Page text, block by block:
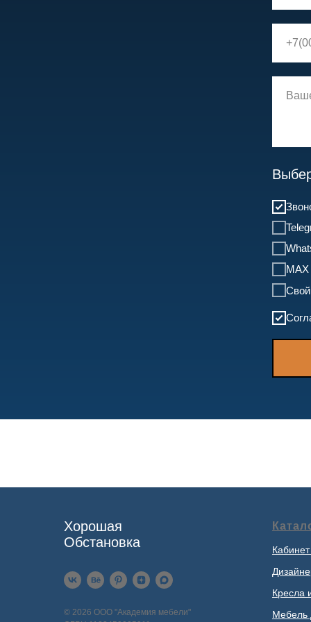
MAX
Свой
Хорошая
Обстановка
© 2026 ООО "Академия мебели"
Кресла
Мебель